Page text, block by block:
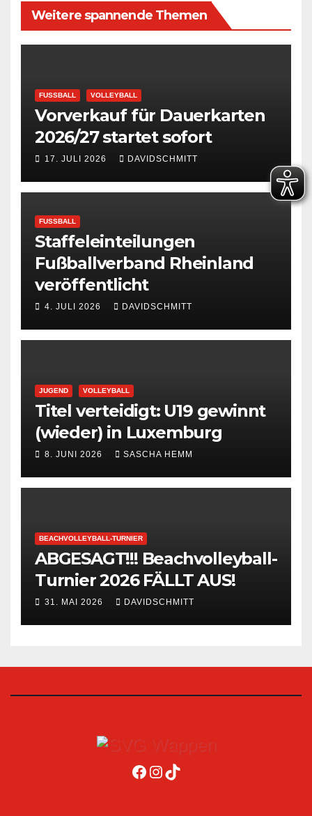
Weitere spannende Themen
FUSSBALL VOLLEYBALL
Vorverkauf für Dauerkarten
2026/27 startet sofort
17. JULI 2026 DAVIDSCHMITT
FUSSBALL
Staffeleinteilungen
Fußballverband Rheinland
veröffentlicht
4. JULI 2026 DAVIDSCHMITT
JUGEND VOLLEYBALL
Titel verteidigt: U19 gewinnt
(wieder) in Luxemburg
8. JUNI 2026 SASCHA HEMM
BEACHVOLLEYBALL-TURNIER
ABGESAGT!!! Beachvolleyball-
Turnier 2026 FÄLLT AUS!
31. MAI 2026 DAVIDSCHMITT
Facebook
Instagram
TikTok